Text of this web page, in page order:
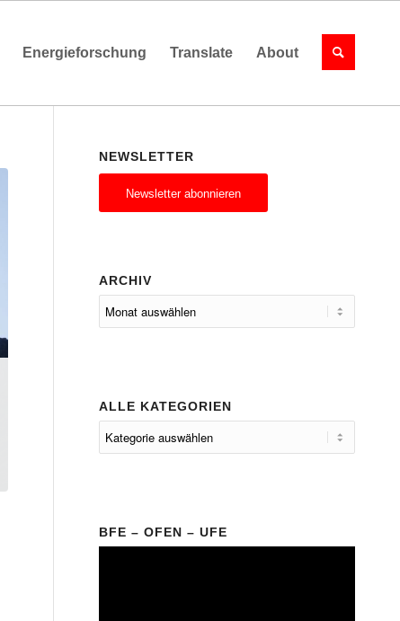
Energieforschung Translate About
NEWSLETTER
Newsletter abonnieren
ARCHIV
ALLE KATEGORIEN
BFE – OFEN – UFE